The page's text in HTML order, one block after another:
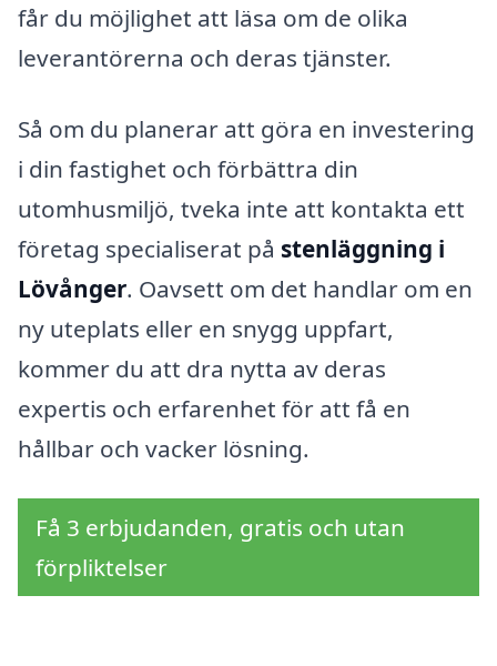
får du möjlighet att läsa om de olika
leverantörerna och deras tjänster.
Så om du planerar att göra en investering
i din fastighet och förbättra din
utomhusmiljö, tveka inte att kontakta ett
företag specialiserat på stenläggning i
Lövånger. Oavsett om det handlar om en
ny uteplats eller en snygg uppfart,
kommer du att dra nytta av deras
expertis och erfarenhet för att få en
hållbar och vacker lösning.
Få 3 erbjudanden, gratis och utan
förpliktelser